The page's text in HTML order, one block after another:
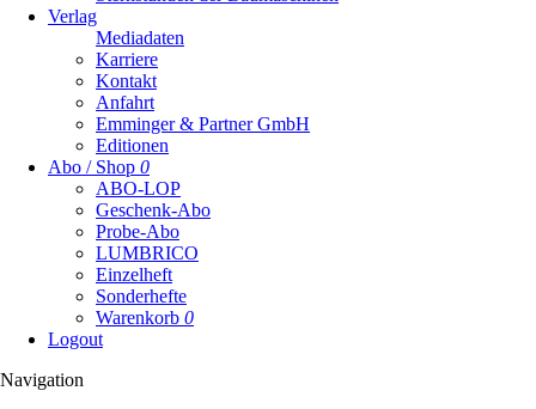
Verlag
Mediadaten
Karriere
Kontakt
Anfahrt
Emminger & Partner GmbH
Editionen
Abo / Shop 0
ABO-LOP
Geschenk-Abo
Probe-Abo
LUMBRICO
Einzelheft
Sonderhefte
Warenkorb 0
Logout
Navigation